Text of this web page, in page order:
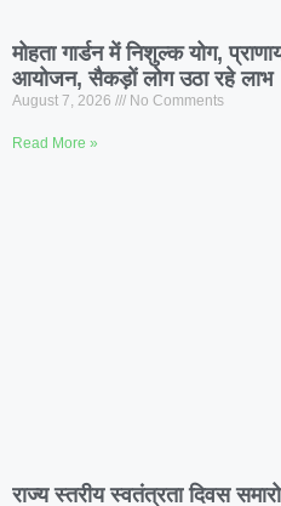
मोहता गार्डन में निशुल्क योग,
आयोजन, सैकड़ों लोग उठा रहे लाभ
August 7, 2026 No Comments
Read More »
राज्य स्तरीय स्वतंत्रता दिवस